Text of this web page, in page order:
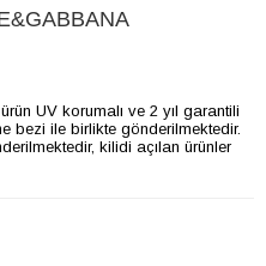
UV korumalı ve 2 yıl garantili
bezi ile birlikte gönderilmektedir.
kilidi açılan ürünler